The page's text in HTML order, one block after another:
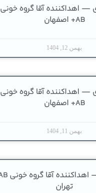
— اهداکننده آقا گروه خونی
AB+ اصفهان
بهمن 12, 1404
— اهداکننده آقا گروه خونی
AB+ اصفهان
بهمن 11, 1404
تهران